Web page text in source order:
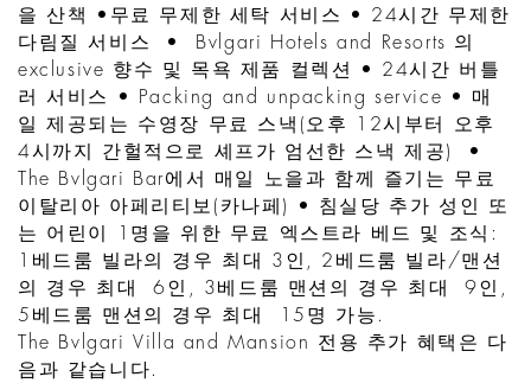
을 산책 •무료 무제한 세탁 서비스 • 24시간 무제한
다림질 서비스 • Bvlgari Hotels and Resorts 의
exclusive 향수 및 목욕 제품 컬렉션 • 24시간 버틀
러 서비스 • Packing and unpacking service • 매
일 제공되는 수영장 무료 스낵(오후 12시부터 오후
4시까지 간헐적으로 셰프가 엄선한 스낵 제공) •
The Bvlgari Bar에서 매일 노을과 함께 즐기는 무료
이탈리아 아페리티보(카나페) • 침실당 추가 성인 또
는 어린이 1명을 위한 무료 엑스트라 베드 및 조식:
1베드룸 빌라의 경우 최대 3인, 2베드룸 빌라/맨션
의 경우 최대 6인, 3베드룸 맨션의 경우 최대 9인,
5베드룸 맨션의 경우 최대 15명 가능.
The Bvlgari Villa and Mansion 전용 추가 혜택은 다
음과 같습니다.